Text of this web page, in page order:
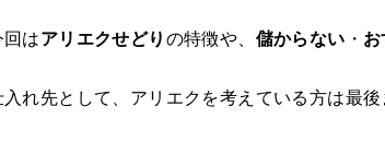
はアリエクせどり の特徴や、 儲からない ・ お
入れ先として、アリエクを考えている方は最後